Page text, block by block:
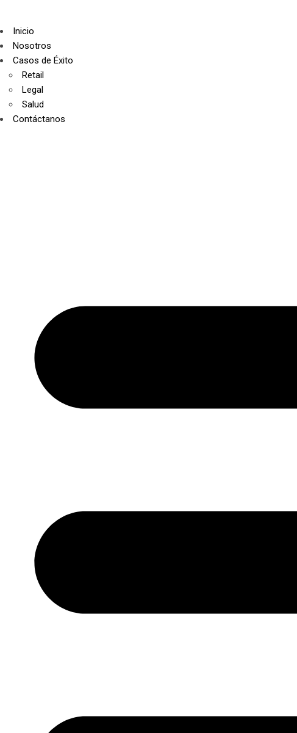
Inicio
Nosotros
Casos de Éxito
Retail
Legal
Salud
Contáctanos